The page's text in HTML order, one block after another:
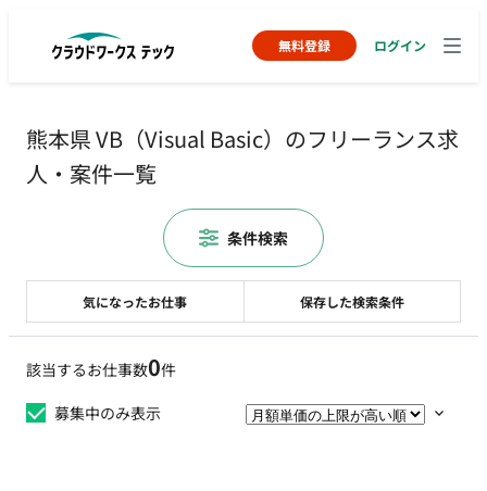
無料登録 ログイン
熊本県 VB（Visual Basic）のフリーランス求
人・案件一覧
該当するお仕事数0件
募集中のみ表示
気になったお仕事 保存した検索条件
条件検索